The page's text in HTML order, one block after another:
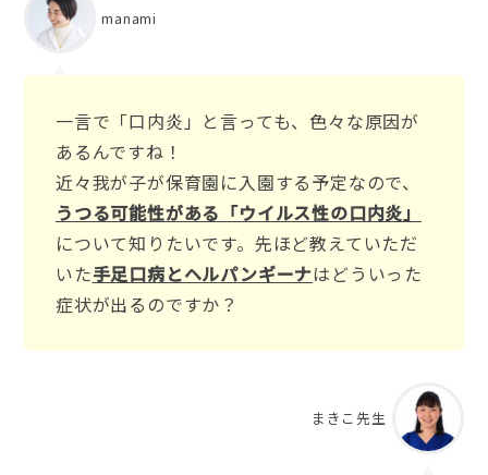
manami
一言で「口内炎」と言っても、色々な原因が
あるんですね！
近々我が子が保育園に入園する予定なので、
うつる可能性がある「ウイルス性の口内炎」
について知りたいです。先ほど教えていただ
いた手足口病とヘルパンギーナはどういった
症状が出るのですか？
まきこ先生